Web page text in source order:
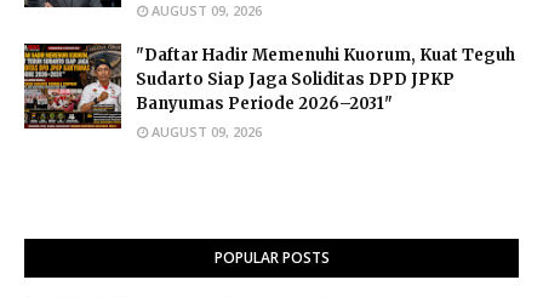
AUGUST 09, 2026
"Daftar Hadir Memenuhi Kuorum, Kuat Teguh
Sudarto Siap Jaga Soliditas DPD JPKP
Banyumas Periode 2026–2031"
AUGUST 09, 2026
POPULAR POSTS